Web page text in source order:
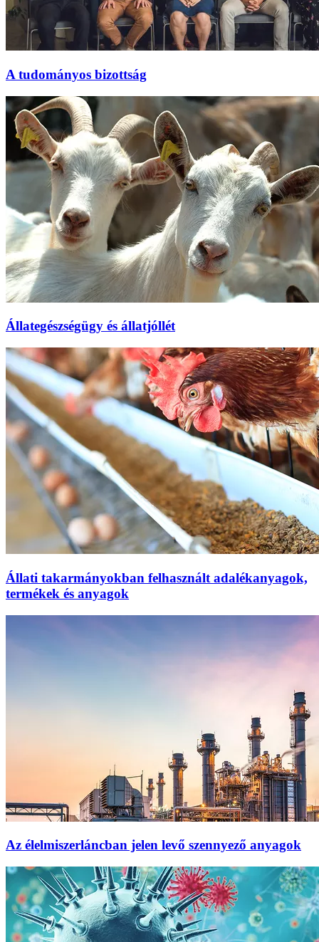
A tudományos bizottság
Állategészségügy és állatjóllét
Állati takarmányokban felhasznált adalékanyagok,
termékek és anyagok
Az élelmiszerláncban jelen levő szennyező anyagok